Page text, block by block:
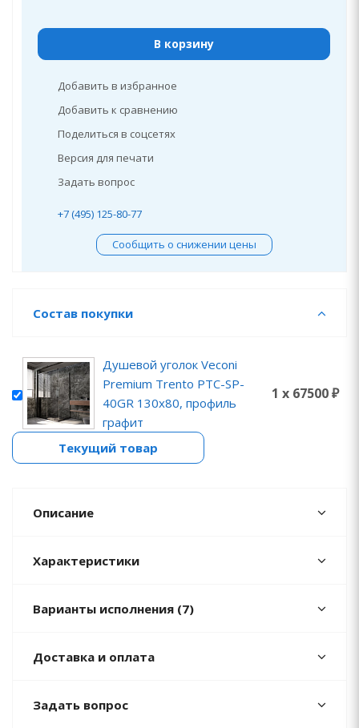
В корзину
Добавить в избранное
Добавить к сравнению
Поделиться в соцсетях
Версия для печати
Задать вопрос
+7 (495) 125-80-77
Сообщить о снижении цены
Состав покупки
Душевой уголок Veconi
Premium Trento PTC-SP-
40GR 130x80, профиль
графит
1 x 67500 ₽
Текущий товар
Описание
Характеристики
Варианты исполнения (7)
Доставка и оплата
Задать вопрос